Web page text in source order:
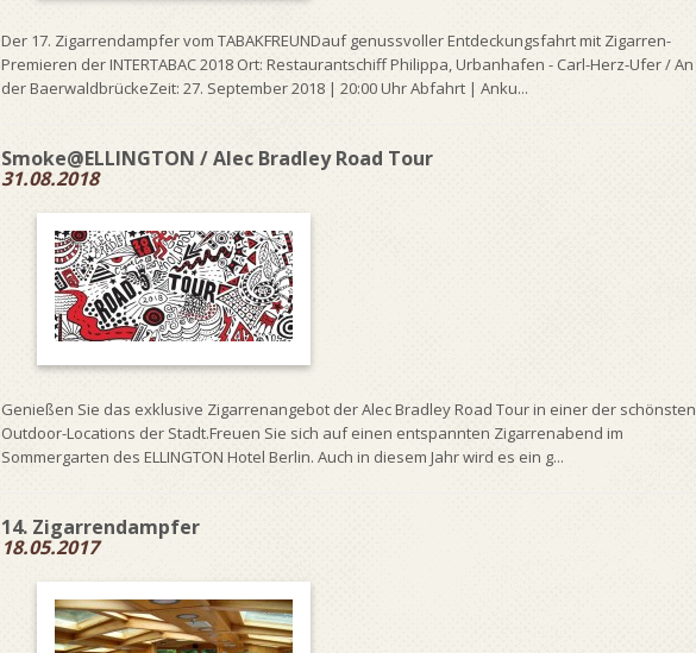
Der 17. Zigarrendampfer vom TABAKFREUNDauf genussvoller Entdeckungsfahrt mit Zigarren-
Premieren der INTERTABAC 2018 Ort: Restaurantschiff Philippa, Urbanhafen - Carl-Herz-Ufer / An
der BaerwaldbrückeZeit: 27. September 2018 | 20:00 Uhr Abfahrt | Anku...
Smoke@ELLINGTON / Alec Bradley Road Tour
31.08.2018
Genießen Sie das exklusive Zigarrenangebot der Alec Bradley Road Tour in einer der schönsten
Outdoor-Locations der Stadt.Freuen Sie sich auf einen entspannten Zigarrenabend im
Sommergarten des ELLINGTON Hotel Berlin. Auch in diesem Jahr wird es ein g...
14. Zigarrendampfer
18.05.2017